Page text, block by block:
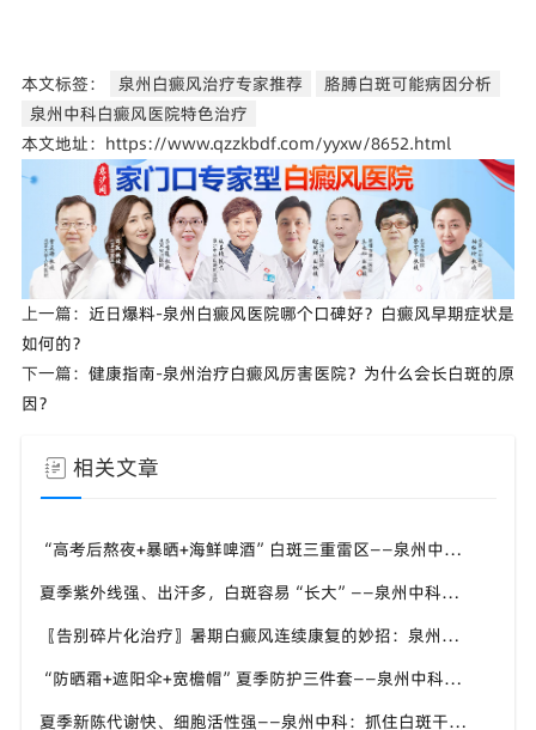
本文标签： 泉州白癜风治疗专家推荐
胳膊白斑可能病因分析
泉州中科白癜风医院特色治疗
本文地址：https://www.qzzkbdf.com/yyxw/8652.html
上一篇： 近日爆料-泉州白癜风医院哪个口碑好？白癜风早期症状是
如何的？
下一篇： 健康指南-泉州治疗白癜风厉害医院？为什么会长白斑的原
因？
相关文章
“高考后熬夜+暴晒+海鲜啤酒”白斑三重雷区——泉州中科张喜艳医生：暑假这两个月管好了，九月入学才安心
夏季紫外线强、出汗多，白斑容易“长大”——泉州中科：进展期先控斑、稳定期再促复色
〖告别碎片化治疗〗暑期白癜风连续康复的妙招：泉州中科倡导“封育养息”体系
“防晒霜+遮阳伞+宽檐帽”夏季防护三件套——泉州中科：白斑区优先选物理防晒，温和不致敏
夏季新陈代谢快、细胞活性强——泉州中科：抓住白斑干预“加速窗口”，别让复色机会溜走